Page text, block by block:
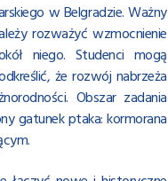
w Belgradzie. Ważny
rozważyć wzmocnienie
niego. Studenci mogą
że rozwój nabrzeża
Obszar zadania
gatunek ptaka: kormorana